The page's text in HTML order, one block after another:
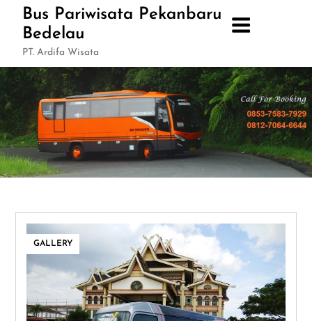
Bus Pariwisata Pekanbaru
Bedelau
PT. Ardifa Wisata
GALLERY